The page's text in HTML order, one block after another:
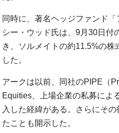
同時に、著名ヘッジファンド
シー・ウッド氏は、9月30日付
き、ソルメイトの約11.5%の
した。
アークは以前、同社のPIPE（
Equities、上場企業の私募によ
入した経緯がある。さらにそ
たことも開示した。